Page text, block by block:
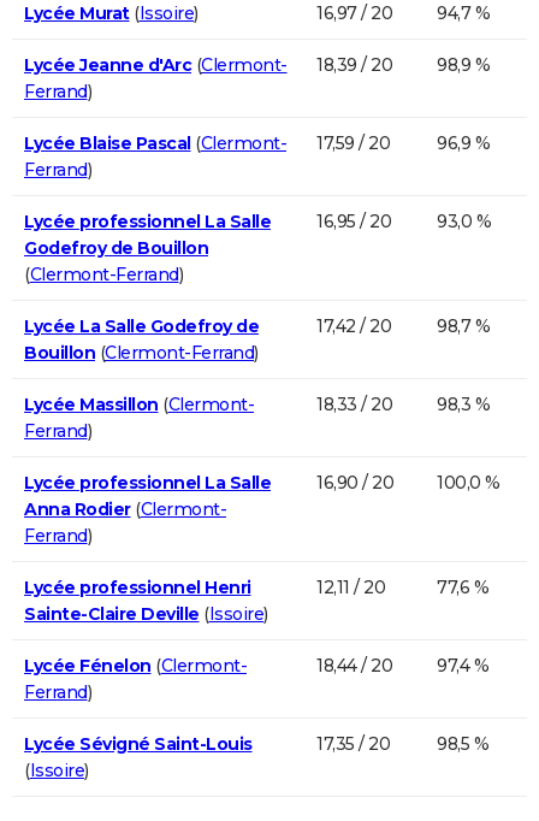
Lycée Murat(Issoire) 16,97 / 20 94,7 %
Lycée Jeanne d'Arc(Clermont-
Ferrand)
18,39 / 20 98,9 %
Lycée Blaise Pascal(Clermont-
Ferrand)
17,59 / 20 96,9 %
Lycée professionnel La Salle
Godefroy de Bouillon
(Clermont-Ferrand)
16,95 / 20 93,0 %
Lycée La Salle Godefroy de
Bouillon (Clermont-Ferrand)
17,42 / 20 98,7 %
Lycée Massillon (Clermont-
Ferrand)
18,33 / 20 98,3 %
Lycée professionnel La Salle
Anna Rodier(Clermont-
Ferrand)
16,90 / 20 100,0 %
Lycée professionnel Henri
Sainte-Claire Deville (Issoire)
12,11 / 20 77,6 %
Lycée Fénelon (Clermont-
Ferrand)
18,44 / 20 97,4 %
Lycée Sévigné Saint-Louis
(Issoire)
17,35 / 20 98,5 %